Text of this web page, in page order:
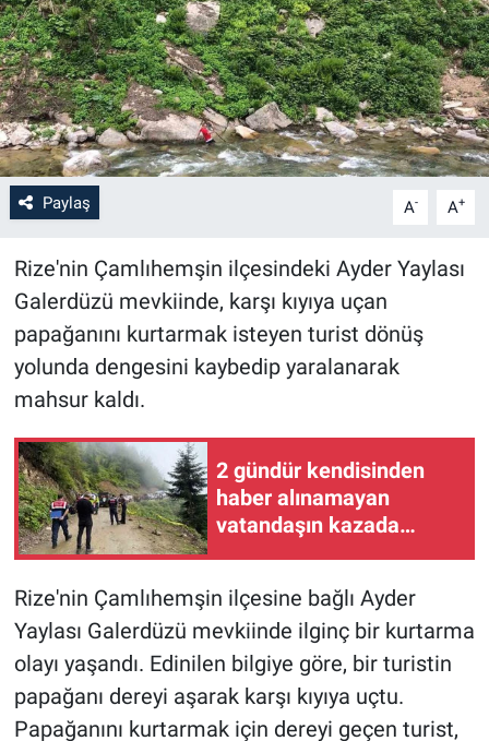
Paylaş A- A+
Rize'nin Çamlıhemşin ilçesindeki Ayder Yaylası
Galerdüzü mevkiinde, karşı kıyıya uçan
papağanını kurtarmak isteyen turist dönüş
yolunda dengesini kaybedip yaralanarak
mahsur kaldı.
2 gündür kendisinden
haber alınamayan
vatandaşın kazada
Rize'nin Çamlıhemşin ilçesine bağlı Ayder
Yaylası Galerdüzü mevkiinde ilginç bir kurtarma
olayı yaşandı. Edinilen bilgiye göre, bir turistin
papağanı dereyi aşarak karşı kıyıya uçtu.
Papağanını kurtarmak için dereyi geçen turist,